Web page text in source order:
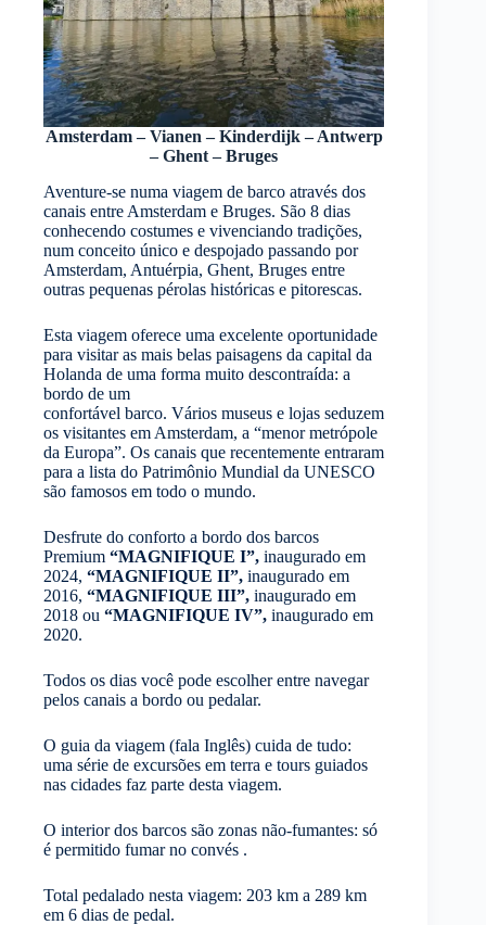
Amsterdam – Vianen – Kinderdijk – Antwerp
– Ghent – Bruges
Aventure-se numa viagem de barco através dos
canais entre Amsterdam e Bruges. São 8 dias
conhecendo costumes e vivenciando tradições,
num conceito único e despojado passando por
Amsterdam, Antuérpia, Ghent, Bruges entre
outras pequenas pérolas históricas e pitorescas.
Esta viagem oferece uma excelente oportunidade
para visitar as mais belas paisagens da capital da
Holanda de uma forma muito descontraída: a
bordo de um
confortável barco. Vários museus e lojas seduzem
os visitantes em Amsterdam, a “menor metrópole
da Europa”. Os canais que recentemente entraram
para a lista do Patrimônio Mundial da UNESCO
são famosos em todo o mundo.
Desfrute do conforto a bordo dos barcos
Premium “MAGNIFIQUE I”, inaugurado em
2024, “MAGNIFIQUE II”, inaugurado em
2016, “MAGNIFIQUE III”, inaugurado em
2018 ou “MAGNIFIQUE IV”, inaugurado em
2020.
Todos os dias você pode escolher entre navegar
pelos canais a bordo ou pedalar.
O guia da viagem (fala Inglês) cuida de tudo:
uma série de excursões em terra e tours guiados
nas cidades faz parte desta viagem.
O interior dos barcos são zonas não-fumantes: só
é permitido fumar no convés .
Total pedalado nesta viagem: 203 km a 289 km
em 6 dias de pedal.